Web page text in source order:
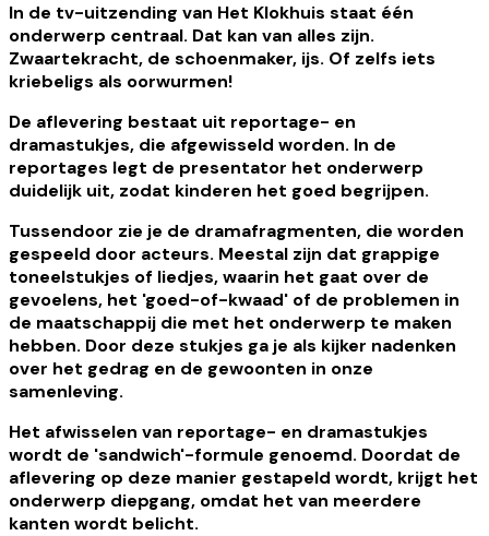
In de tv-uitzending van Het Klokhuis staat één
onderwerp centraal. Dat kan van alles zijn.
Zwaartekracht, de schoenmaker, ijs. Of zelfs iets
kriebeligs als oorwurmen!
De aflevering bestaat uit reportage- en
dramastukjes, die afgewisseld worden. In de
reportages legt de presentator het onderwerp
duidelijk uit, zodat kinderen het goed begrijpen.
Tussendoor zie je de dramafragmenten, die worden
gespeeld door acteurs. Meestal zijn dat grappige
toneelstukjes of liedjes, waarin het gaat over de
gevoelens, het 'goed-of-kwaad' of de problemen in
de maatschappij die met het onderwerp te maken
hebben. Door deze stukjes ga je als kijker nadenken
over het gedrag en de gewoonten in onze
samenleving.
Het afwisselen van reportage- en dramastukjes
wordt de 'sandwich'-formule genoemd. Doordat de
aflevering op deze manier gestapeld wordt, krijgt het
onderwerp diepgang, omdat het van meerdere
kanten wordt belicht.